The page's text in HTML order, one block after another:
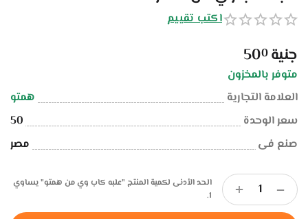
اكتب تقييم
500 جنية
متوفر بالمخزون
العلامة التجارية
همتو
سعر الوحدة
50
صنع فى
مصر
+ −
الحد الأدنى لكمية المنتج "علبه كاب وي من همتو" يساوي
1
.